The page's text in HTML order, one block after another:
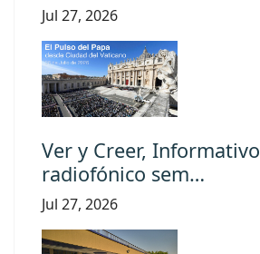
Jul 27, 2026
Ver y Creer, Informativo
radiofónico sem…
Jul 27, 2026